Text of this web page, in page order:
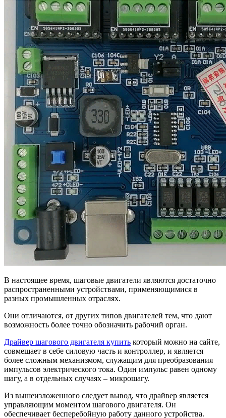
В настоящее время, шаговые двигатели являются достаточно
распространенными устройствами, применяющимися в
разных промышленных отраслях.
Они отличаются, от других типов двигателей тем, что дают
возможность более точно обозначить рабочий орган.
Драйвер шагового двигателя купить который можно на сайте,
совмещает в себе силовую часть и контроллер, и является
более сложным механизмом, служащим для преобразования
импульсов электрического тока. Один импульс равен одному
шагу, а в отдельных случаях – микрошагу.
Из вышеизложенного следует вывод, что драйвер является
управляющим моментом шагового двигателя. Он
обеспечивает бесперебойную работу данного устройства.